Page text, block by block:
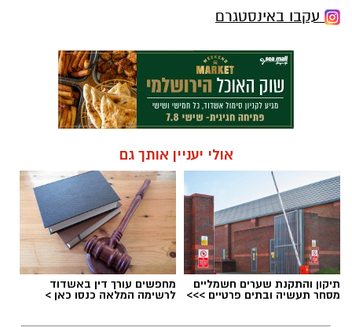
עקבו באינסטגרם
אולי יעניין אותך גם
תיקון והתקנת שערים חשמליים
מסחר תעשיה ובתים פרטיים >>>
מחפשים עורך דין באשדוד
לרשימה המלאה כנסו כאן >